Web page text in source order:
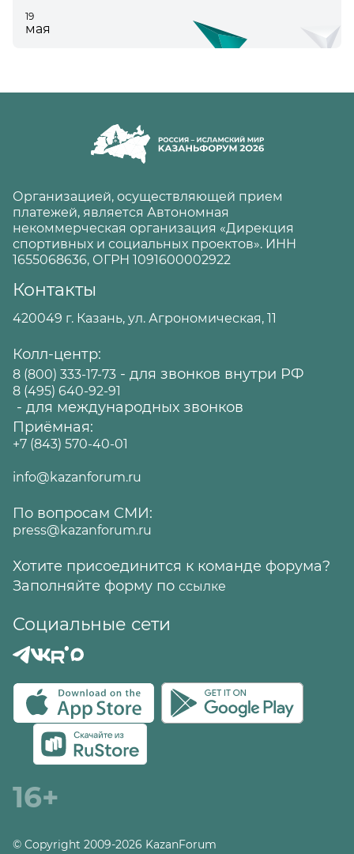
19
мая
Организацией, осуществляющей прием
платежей, является Автономная
некоммерческая организация «Дирекция
спортивных и социальных проектов». ИНН
1655068636, ОГРН 1091600002922
Контакты
420049 г. Казань, ул. Агрономическая, 11
Колл-центр:
8 (800) 333-17-73 - для звонков внутри РФ
8 (495) 640-92-91
- для международных звонков
Приёмная:
+7 (843) 570-40-01
info@kazanforum.ru
По вопросам СМИ:
press@kazanforum.ru
Хотите присоединится к команде форума?
Заполняйте форму по ссылке
Социальные сети
16+
© Copyright 2009-2026 KazanForum